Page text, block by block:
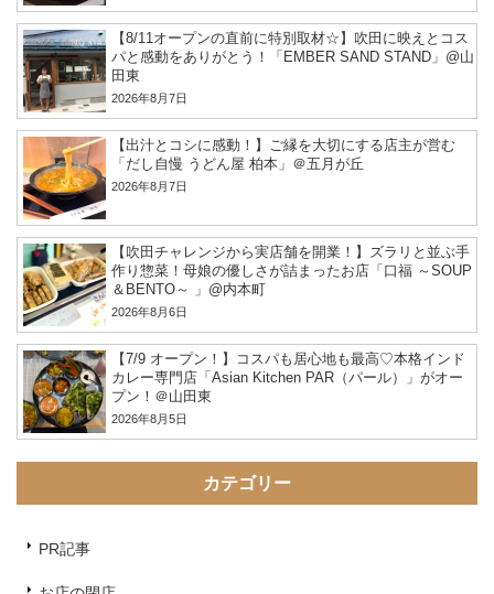
【8/11オープンの直前に特別取材☆】吹田に映えとコス
パと感動をありがとう！「EMBER SAND STAND」@山
田東
2026年8月7日
【出汁とコシに感動！】ご縁を大切にする店主が営む
「だし自慢 うどん屋 柏本」＠五月が丘
2026年8月7日
【吹田チャレンジから実店舗を開業！】ズラリと並ぶ手
作り惣菜！母娘の優しさが詰まったお店「口福 ～SOUP
＆BENTO～ 」@内本町
2026年8月6日
【7/9 オープン！】コスパも居心地も最高♡本格インド
カレー専門店「Asian Kitchen PAR（パール）」がオー
プン！＠山田東
2026年8月5日
カテゴリー
PR記事